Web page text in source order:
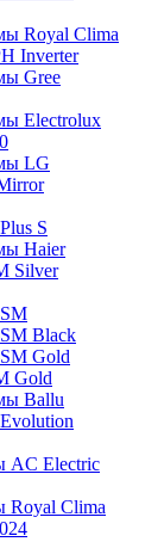
Royal Clima
Inverter
Gree
Electrolux
LG
S
Haier
Silver
Black
Gold
Gold
Ballu
AC Electric
Royal Clima